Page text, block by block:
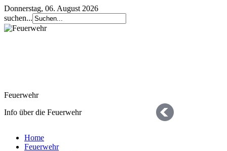
Donnerstag, 06. August 2026
suchen...
Feuerwehr
Info über die Feuerwehr
Home
Feuerwehr